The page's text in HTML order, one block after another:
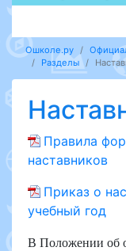
Ошколе.ру
Разделы
Правила
наставников
Приказ о
учебный год
В Положении об